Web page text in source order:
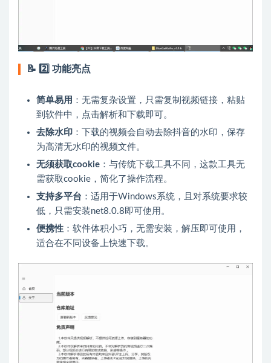
📝 2️⃣ 功能亮点
简单易用 ：无需复杂设置，只需复制视频链接，粘贴
到软件中，点击解析和下载即可。
去除水印 ：下载的视频会自动去除抖音的水印，保存
为高清无水印的视频文件。
无须获取cookie ：与传统下载工具不同，这款工具无
需获取cookie，简化了操作流程。
支持多平台 ：适用于Windows系统，且对系统要求较
低，只需安装net8.0.8即可使用。
便携性 ：软件体积小巧，无需安装，解压即可使用，
适合在不同设备上快速下载。